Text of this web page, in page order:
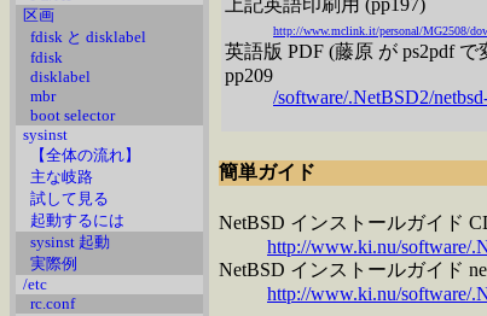
区画
fdisk と disklabel
fdisk
disklabel
mbr
boot selector
sysinst
【全体の流れ】
主な岐路
試して見る
起動するには
sysinst 起動
実際例
/etc
rc.conf
上記英語印刷用 (pp197)
http://www.mclink.it/personal/MG2508/
英語版 PDF (藤原 が ps2pdf
pp209
/software/.NetBSD2/
簡単ガイド
NetBSD インストールガイド
http://www.ki.nu/software/
NetBSD インストールガイド
http://www.ki.nu/software/